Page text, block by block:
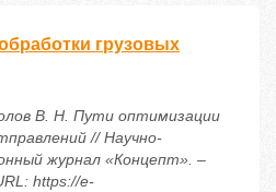
грузовых
В. Н. Пути оптимизации
// Научно-
журнал «Концепт». –
https://e-